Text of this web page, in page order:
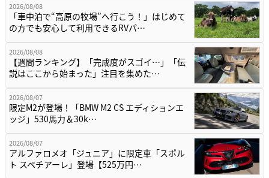
2026/08/08
「車中泊で“高原の牧場”へ行こう！」はじめて
の方でも安心して利用できるRVパ…
2026/08/08
【週間ランキング】「完成度がスゴイ…」「伝
説はここから始まった」注目を集めた…
2026/08/07
限定M2が登場！「BMW M2 CS エディションエ
ッジ」530馬力＆30k…
2026/08/07
アルファロメオ「ジュニア」に限定車「スポル
ト スペチアーレ」登場【525万円…